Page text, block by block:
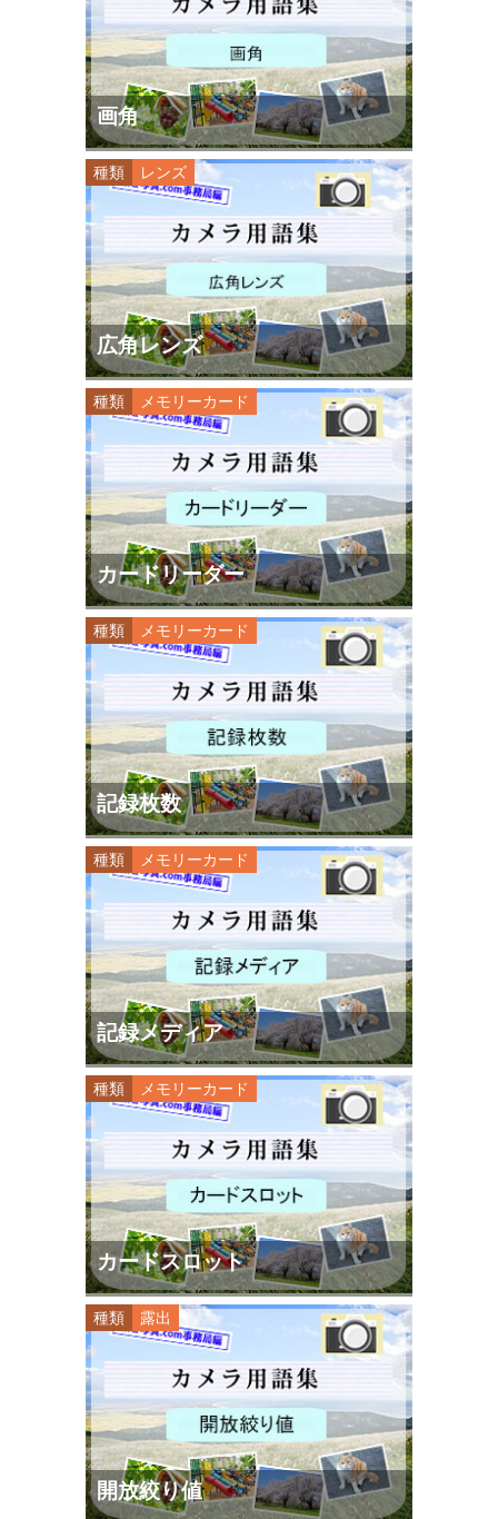
画角
種類 レンズ
広角レンズ
種類 メモリーカード
カードリーダー
種類 メモリーカード
記録枚数
種類 メモリーカード
記録メディア
種類 メモリーカード
カードスロット
種類 露出
開放絞り値